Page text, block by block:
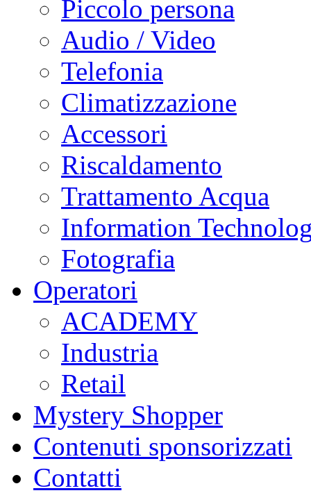
Piccolo persona
Audio / Video
Telefonia
Climatizzazione
Accessori
Riscaldamento
Trattamento Acqua
Information
Fotografia
Operatori
ACADEMY
Industria
Retail
Mystery Shopper
Contenuti sponsorizzati
Contatti